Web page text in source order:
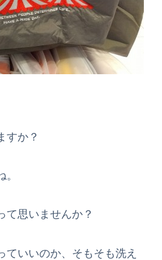
すか？
て思いませんか？
いいのか、そもそも洗え